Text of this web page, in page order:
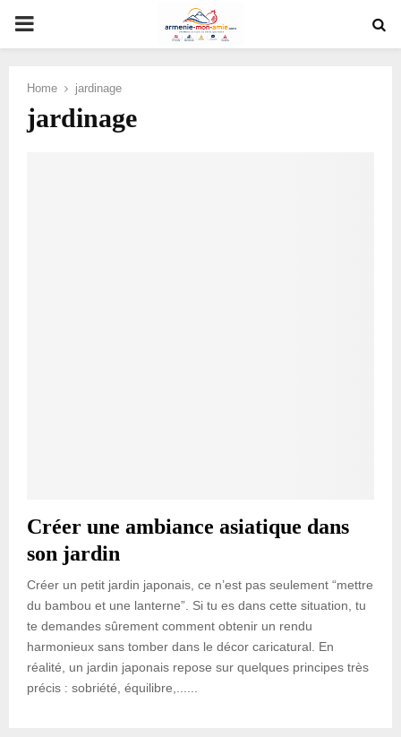
PRIMARY
Home jardinage
jardinage
Créer une ambiance asiatique dans
son jardin
Créer un petit jardin japonais, ce n’est pas seulement “mettre
du bambou et une lanterne”. Si tu es dans cette situation, tu
te demandes sûrement comment obtenir un rendu
harmonieux sans tomber dans le décor caricatural. En
réalité, un jardin japonais repose sur quelques principes très
précis : sobriété, équilibre,......